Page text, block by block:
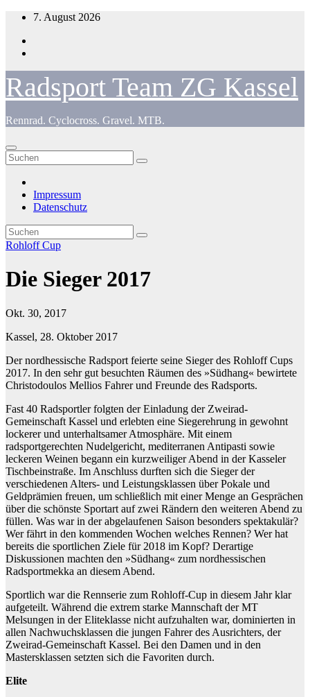
Zum
springen
7. August 2026
Radsport Team ZG Kassel
Rennrad. Cyclocross. Gravel. MTB.
Impressum
Datenschutz
Rohloff Cup
Die Sieger 2017
Okt. 30, 2017
Kassel, 28. Oktober 2017
Der nordhessische Radsport feierte seine Sieger des Rohloff Cups
2017. In den sehr gut besuchten Räumen des »Südhang« bewirtete
Christodoulos Mellios Fahrer und Freunde des Radsports.
Fast 40 Radsportler folgten der Einladung der Zweirad-
Gemeinschaft Kassel und erlebten eine Siegerehrung in gewohnt
lockerer und unterhaltsamer Atmosphäre. Mit einem
radsportgerechten Nudelgericht, mediterranen Antipasti sowie
leckeren Weinen begann ein kurzweiliger Abend in der Kasseler
Tischbeinstraße. Im Anschluss durften sich die Sieger der
verschiedenen Alters- und Leistungsklassen über Pokale und
Geldprämien freuen, um schließlich mit einer Menge an Gesprächen
über die schönste Sportart auf zwei Rändern den weiteren Abend zu
füllen. Was war in der abgelaufenen Saison besonders spektakulär?
Wer fährt in den kommenden Wochen welches Rennen? Wer hat
bereits die sportlichen Ziele für 2018 im Kopf? Derartige
Diskussionen machten den »Südhang« zum nordhessischen
Radsportmekka an diesem Abend.
Sportlich war die Rennserie zum Rohloff-Cup in diesem Jahr klar
aufgeteilt. Während die extrem starke Mannschaft der MT
Melsungen in der Eliteklasse nicht aufzuhalten war, dominierten in
allen Nachwuchsklassen die jungen Fahrer des Ausrichters, der
Zweirad-Gemeinschaft Kassel. Bei den Damen und in den
Mastersklassen setzten sich die Favoriten durch.
Elite